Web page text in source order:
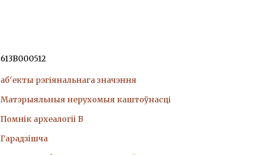
613В000512
аб'екты рэгіянальнага значэння
Матэрыяльныя нерухомыя каштоўнасці
Помнiк археалогii В
Гарадзiшча